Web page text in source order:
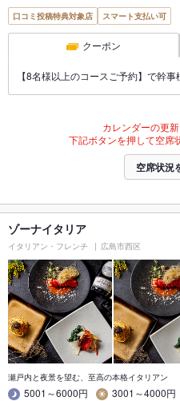
口コミ投稿特典対象店 スマート支払い可
クーポン
【8名様以上のコースご予約】で幹
カレンダーの更新
下記ボタンを押して空席
空席状況
ゾーナイタリア
イタリアン・フレンチ 広島市西区
瀬戸内と夜景を望む、至高の本格イタリアン
5001～6000円
3001～4000円